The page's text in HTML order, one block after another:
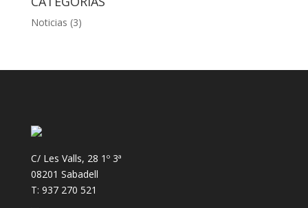
Noticias (3)
C/ Les Valls, 28 1º 3ª
08201 Sabadell
T: 937 270 521